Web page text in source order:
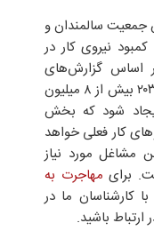
جمعیت سالمندان و
کمبود نیروی کار در
اساس گزارش‌های
رسمی، پیش‌بینی می‌شود که تا سال ۲۰۳۳ بیش از ۸ میلیون
شود که بخش
کار فعلی خواهد
مشاغل مورد نیاز
برای مهاجرت به
کارشناسان ما در